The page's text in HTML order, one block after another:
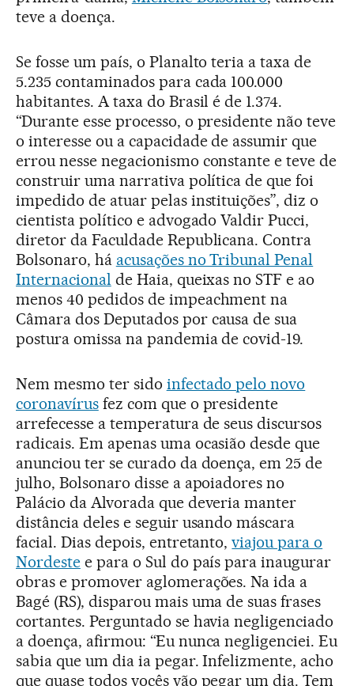
teve a doença.
Se fosse um país, o Planalto teria a taxa de
5.235 contaminados para cada 100.000
habitantes. A taxa do Brasil é de 1.374.
“Durante esse processo, o presidente não teve
o interesse ou a capacidade de assumir que
errou nesse negacionismo constante e teve de
construir uma narrativa política de que foi
impedido de atuar pelas instituições”, diz o
cientista político e advogado Valdir Pucci,
diretor da Faculdade Republicana. Contra
Bolsonaro, há acusações no Tribunal Penal
Internacional de Haia, queixas no STF e ao
menos 40 pedidos de impeachment na
Câmara dos Deputados por causa de sua
postura omissa na pandemia de covid-19.
Nem mesmo ter sido infectado pelo novo
coronavírusfez com que o presidente
arrefecesse a temperatura de seus discursos
radicais. Em apenas uma ocasião desde que
anunciou ter se curado da doença, em 25 de
julho, Bolsonaro disse a apoiadores no
Palácio da Alvorada que deveria manter
distância deles e seguir usando máscara
facial. Dias depois, entretanto,viajou para o
Nordestee para o Sul do país para inaugurar
obras e promover aglomerações. Na ida a
Bagé (RS), disparou mais uma de suas frases
cortantes. Perguntado se havia negligenciado
a doença, afirmou: “Eu nunca negligenciei. Eu
sabia que um dia ia pegar. Infelizmente, acho
que quase todos vocês vão pegar um dia. Tem